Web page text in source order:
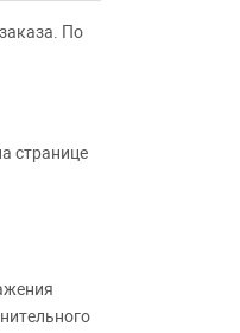
По
странице